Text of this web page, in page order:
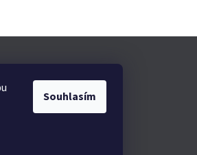
Souhlasím